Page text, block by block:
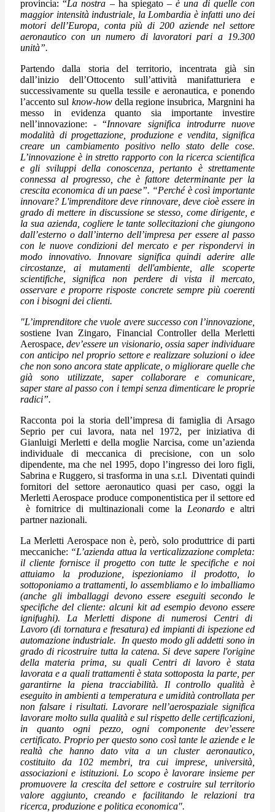
provincia: “La nostra – ha spiegato– è una di quelle con
maggior intensità industriale, la Lombardia è infatti uno dei
motori dell’Europa, conta più di 200 aziende nel settore
aeronautico con un numero di lavoratori pari a 19.300
unità”.
Partendo dalla storia del territorio, incentrata già sin
dall’inizio dell’Ottocento sull’attività manifatturiera e
successivamente su quella tessile e aeronautica, e ponendo
l’accento sul know-howdella regione insubrica, Margnini ha
messo in evidenza quanto sia importante investire
nell’innovazione: - “Innovare significa introdurre nuove
modalità di progettazione, produzione e vendita, significa
creare un cambiamento positivo nello stato delle cose.
L’innovazione è in stretto rapporto con la ricerca scientifica
e gli sviluppi della conoscenza, pertanto è strettamente
connessa al progresso, che è fattore determinante per la
crescita economica di un paese”. “Perché è così importante
innovare? L'imprenditore deve rinnovare, deve cioè essere in
grado di mettere in discussione se stesso, come dirigente, e
la sua azienda, cogliere le tante sollecitazioni che giungono
dall’esterno o dall’interno dell’impresa per essere al passo
con le nuove condizioni del mercato e per rispondervi in
modo innovativo. Innovare significa quindi aderire alle
circostanze, ai mutamenti dell'ambiente, alle scoperte
scientifiche, significa non perdere di vista il mercato,
osservare e proporre risposte concrete sempre più coerenti
con i bisogni dei clienti.
"L’imprenditore che vuole avere successo con l’innovazione,
sostiene Ivan Zingaro, Financial Controller della Merletti
Aerospace,dev’essere un visionario, ossia saper individuare
con anticipo nel proprio settore e realizzare soluzioni o idee
che non sono ancora state applicate, o migliorare quelle che
già sono utilizzate, saper collaborare e comunicare,
saper stare al passo con i tempi senza dimenticare le proprie
radici”.
Racconta poi la storia dell’impresa di famiglia di Arsago
Seprio per cui lavora, nata nel 1972, per iniziativa di
Gianluigi Merletti e della moglie Narcisa, come un’azienda
individuale di meccanica di precisione, con un solo
dipendente, ma che nel 1995, dopo l’ingresso dei loro figli,
Sabrina e Ruggero, si trasforma in una s.r.l. Diventati quindi
fornitori del settore aeronautico quasi per caso, oggi la
Merletti Aerospace produce componentistica per il settore ed
è fornitrice di multinazionali come la Leonardoe altri
partner nazionali.
La Merletti Aerospace non è, però, solo produttrice di parti
meccaniche: “L’azienda attua la verticalizzazione completa:
il cliente fornisce il progetto con tutte le specifiche e noi
attuiamo la produzione, ispezioniamo il prodotto, lo
sottoponiamo a trattamenti, lo assembliamo e lo imballiamo
(anche gli imballaggi devono essere eseguiti secondo le
specifiche del cliente: alcuni kit ad esempio devono essere
ignifughi). La Merletti dispone di numerosi Centri di
Lavoro (di tornatura e fresatura) ed impianti di ispezione ed
automazione industriale. In questo modo gli addetti sono in
grado di ricostruire tutta la catena. Si deve sapere l'origine
della materia prima, su quali Centri di lavoro è stata
lavorata e a quali trattamenti è stata sottoposta la parte, per
garantirne la piena tracciabilità. Il controllo qualità è
eseguito in ambienti a temperatura e umidità controllata per
non falsare i risultati. Lavorare nell’aerospaziale significa
lavorare molto sulla qualità e sul rispetto delle certificazioni,
in quanto ogni pezzo, ogni componente dev’essere
certificato. Proprio per questo sono così tante le aziende e le
realtà che hanno dato vita a un cluster aeronautico,
costituito da 102 membri, tra cui imprese, università,
associazioni e istituzioni. Lo scopo è lavorare insieme per
promuovere la crescita del settore e costruire sul territorio
valore aggiunto, creando e facilitando le relazioni tra
ricerca, produzione e politica economica".